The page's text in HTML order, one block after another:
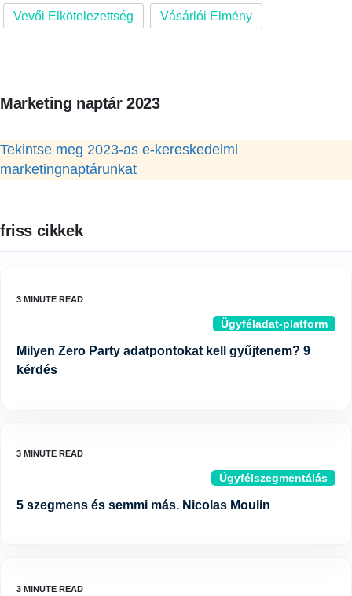
Vevői Elkötelezettség Vásárlói Élmény
Marketing naptár 2023
Tekintse meg 2023-as e-kereskedelmi
marketingnaptárunkat
friss cikkek
Ügyféladat-platform
Milyen Zero Party adatpontokat kell gyűjtenem? 9
kérdés
Ügyfélszegmentálás
5 szegmens és semmi más. Nicolas Moulin